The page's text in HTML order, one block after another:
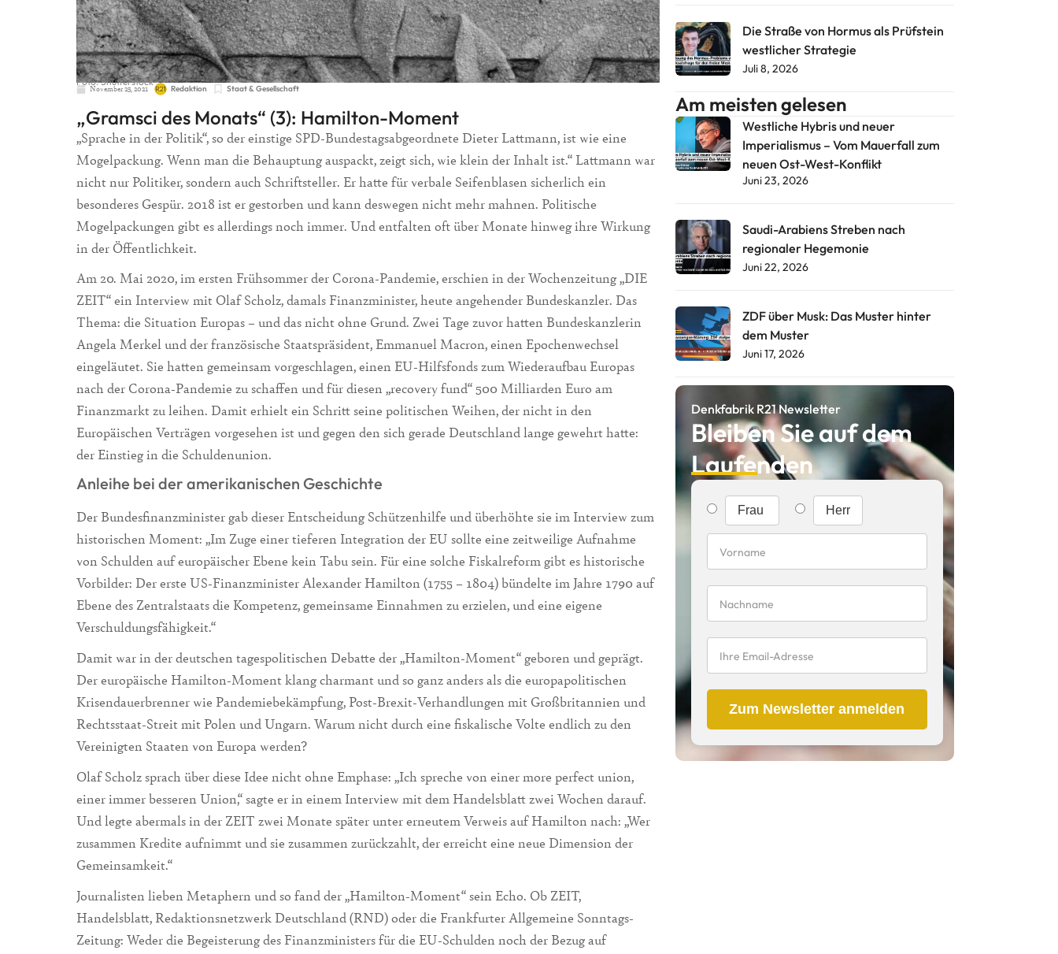
Foto: Shutterstock
November 25, 2021 Redaktion Staat & Gesellschaft
„Gramsci des Monats“ (3): Hamilton-Moment
„Sprache in der Politik“, so der einstige SPD-Bundestagsabgeordnete Dieter Lattmann, ist wie eine
Mogelpackung. Wenn man die Behauptung auspackt, zeigt sich, wie klein der Inhalt ist.“ Lattmann war
nicht nur Politiker, sondern auch Schriftsteller. Er hatte für verbale Seifenblasen sicherlich ein
besonderes Gespür. 2018 ist er gestorben und kann deswegen nicht mehr mahnen. Politische
Mogelpackungen gibt es allerdings noch immer. Und entfalten oft über Monate hinweg ihre Wirkung
in der Öffentlichkeit.
Am 20. Mai 2020, im ersten Frühsommer der Corona-Pandemie, erschien in der Wochenzeitung „DIE
ZEIT“ ein Interview mit Olaf Scholz, damals Finanzminister, heute angehender Bundeskanzler. Das
Thema: die Situation Europas – und das nicht ohne Grund. Zwei Tage zuvor hatten Bundeskanzlerin
Angela Merkel und der französische Staatspräsident, Emmanuel Macron, einen Epochenwechsel
eingeläutet. Sie hatten gemeinsam vorgeschlagen, einen EU-Hilfsfonds zum Wiederaufbau Europas
nach der Corona-Pandemie zu schaffen und für diesen „recovery fund“ 500 Milliarden Euro am
Finanzmarkt zu leihen. Damit erhielt ein Schritt seine politischen Weihen, der nicht in den
Europäischen Verträgen vorgesehen ist und gegen den sich gerade Deutschland lange gewehrt hatte:
der Einstieg in die Schuldenunion.
Anleihe bei der amerikanischen Geschichte
Der Bundesfinanzminister gab dieser Entscheidung Schützenhilfe und überhöhte sie im Interview zum
historischen Moment: „Im Zuge einer tieferen Integration der EU sollte eine zeitweilige Aufnahme
von Schulden auf europäischer Ebene kein Tabu sein. Für eine solche Fiskalreform gibt es historische
Vorbilder: Der erste US-Finanzminister Alexander Hamilton (1755 – 1804) bündelte im Jahre 1790 auf
Ebene des Zentralstaats die Kompetenz, gemeinsame Einnahmen zu erzielen, und eine eigene
Verschuldungsfähigkeit.“
Damit war in der deutschen tagespolitischen Debatte der „Hamilton-Moment“ geboren und geprägt.
Der europäische Hamilton-Moment klang charmant und so ganz anders als die europapolitischen
Krisendauerbrenner wie Pandemiebekämpfung, Post-Brexit-Verhandlungen mit Großbritannien und
Rechtsstaat-Streit mit Polen und Ungarn. Warum nicht durch eine fiskalische Volte endlich zu den
Vereinigten Staaten von Europa werden?
Olaf Scholz sprach über diese Idee nicht ohne Emphase: „Ich spreche von einer more perfect union,
einer immer besseren Union,“ sagte er in einem Interview mit dem Handelsblatt zwei Wochen darauf.
Und legte abermals in der ZEIT zwei Monate später unter erneutem Verweis auf Hamilton nach: „Wer
zusammen Kredite aufnimmt und sie zusammen zurückzahlt, der erreicht eine neue Dimension der
Gemeinsamkeit.“
Journalisten lieben Metaphern und so fand der „Hamilton-Moment“ sein Echo. Ob ZEIT,
Handelsblatt, Redaktionsnetzwerk Deutschland (RND) oder die Frankfurter Allgemeine Sonntags-
Zeitung: Weder die Begeisterung des Finanzministers für die EU-Schulden noch der Bezug auf
Die Straße von Hormus als Prüfstein
westlicher Strategie
Juli 8, 2026
Am meisten gelesen
Westliche Hybris und neuer
Imperialismus – Vom Mauerfall zum
neuen Ost-West-Konflikt
Juni 23, 2026
Saudi-Arabiens Streben nach
regionaler Hegemonie
Juni 22, 2026
ZDF über Musk: Das Muster hinter
dem Muster
Juni 17, 2026
Denkfabrik R21 Newsletter
Bleiben Sie auf dem
Laufenden
Frau Herr
Zum Newsletter anmelden